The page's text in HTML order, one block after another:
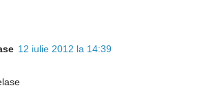
12 iulie 2012 la 14:39